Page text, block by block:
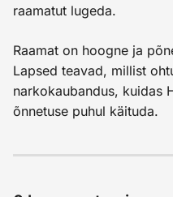
raamatut lugeda.
Raamat on hoogne ja
Lapsed teavad, millist
narkokaubandus, kuidas
õnnetuse puhul käituda.